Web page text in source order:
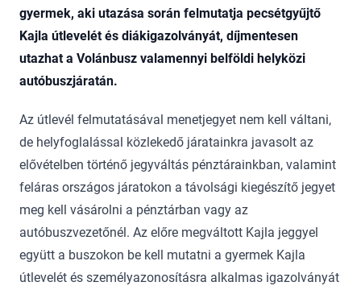
gyermek, aki utazása során felmutatja pecsétgyűjtő
Kajla útlevelét és diákigazolványát, díjmentesen
utazhat a Volánbusz valamennyi belföldi helyközi
autóbuszjáratán.
Az útlevél felmutatásával menetjegyet nem kell váltani,
de helyfoglalással közlekedő járatainkra javasolt az
elővételben történő jegyváltás pénztárainkban, valamint
feláras országos járatokon a távolsági kiegészítő jegyet
meg kell vásárolni a pénztárban vagy az
autóbuszvezetőnél. Az előre megváltott Kajla jeggyel
együtt a buszokon be kell mutatni a gyermek Kajla
útlevelét és személyazonosításra alkalmas igazolványát